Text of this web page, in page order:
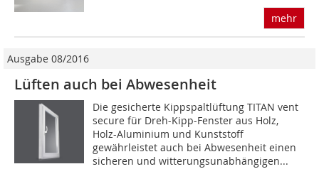
mehr
Ausgabe 08/2016
Lüften auch bei Abwesenheit
Die gesicherte Kippspaltlüftung TITAN vent
secure für Dreh-Kipp-Fenster aus Holz,
Holz-Aluminium und Kunststoff
gewährleistet auch bei Abwesenheit einen
sicheren und witterungsunabhängigen...